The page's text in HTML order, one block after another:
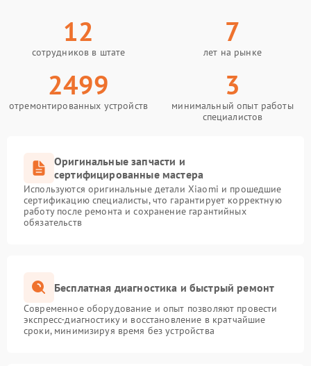
12
сотрудников в штате
7
лет на рынке
2499
отремонтированных устройств
3
минимальный опыт работы
специалистов
Оригинальные запчасти и
сертифицированные мастера
Используются оригинальные детали Xiaomi и прошедшие
сертификацию специалисты, что гарантирует корректную
работу после ремонта и сохранение гарантийных
обязательств
Бесплатная диагностика и быстрый ремонт
Современное оборудование и опыт позволяют провести
экспресс-диагностику и восстановление в кратчайшие
сроки, минимизируя время без устройства